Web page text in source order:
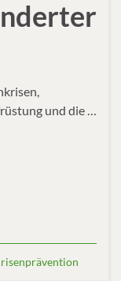
und die …